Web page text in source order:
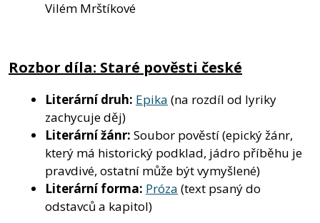
Vilém Mrštíkové
Rozbor díla: Staré pověsti české
Literární druh: Epika (na rozdíl od lyriky
zachycuje děj)
Literární žánr: Soubor pověstí (epický žánr,
který má historický podklad, jádro příběhu je
pravdivé, ostatní může být vymyšlené)
Literární forma: Próza (text psaný do
odstavců a kapitol)